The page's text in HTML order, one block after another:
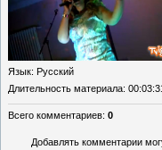
Язык: Русский
Длительность материала:
Всего комментариев: 0
Добавлять комментарии